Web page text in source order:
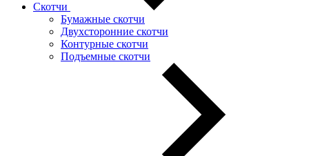
Скотчи
Бумажные скотчи
Двухсторонние скотчи
Контурные скотчи
Подъемные скотчи